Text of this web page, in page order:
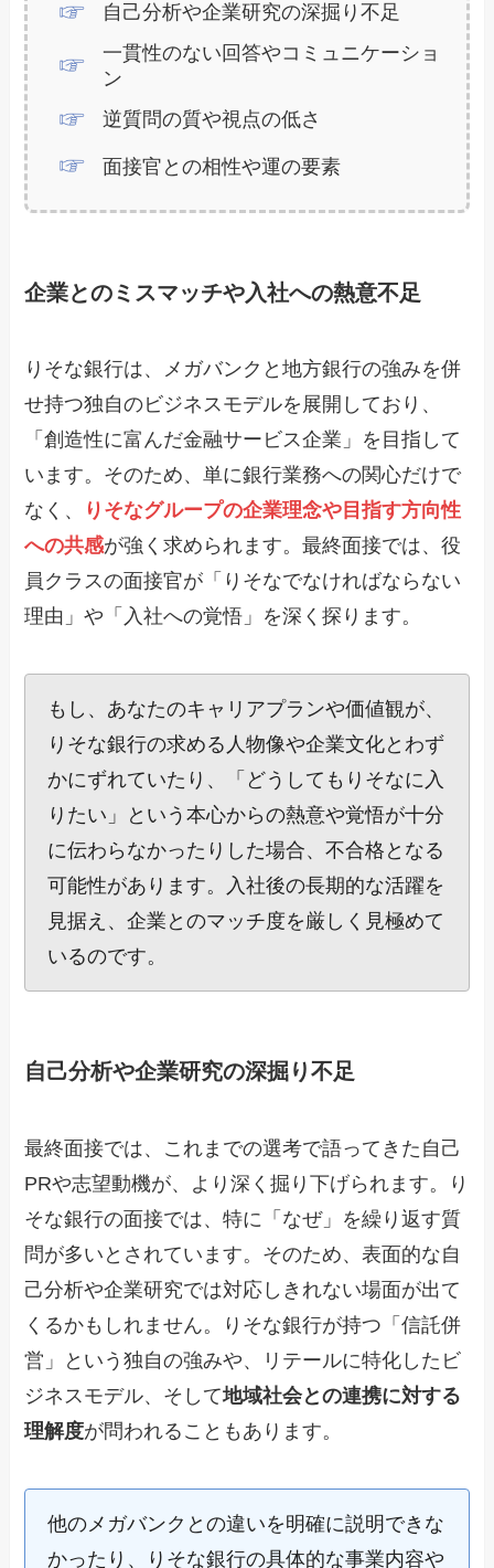
自己分析や企業研究の深掘り不足
一貫性のない回答やコミュニケーショ
ン
逆質問の質や視点の低さ
面接官との相性や運の要素
企業とのミスマッチや入社への熱意不足
りそな銀行は、メガバンクと地方銀行の強みを併
せ持つ独自のビジネスモデルを展開しており、
「創造性に富んだ金融サービス企業」を目指して
います。そのため、単に銀行業務への関心だけで
なく、
りそなグループの企業理念や目指す方向性
への共感が強く求められます。最終面接では、役
員クラスの面接官が「りそなでなければならない
理由」や「入社への覚悟」を深く探ります。
もし、あなたのキャリアプランや価値観が、
りそな銀行の求める人物像や企業文化とわず
かにずれていたり、「どうしてもりそなに入
りたい」という本心からの熱意や覚悟が十分
に伝わらなかったりした場合、不合格となる
可能性があります。入社後の長期的な活躍を
見据え、企業とのマッチ度を厳しく見極めて
いるのです。
自己分析や企業研究の深掘り不足
最終面接では、これまでの選考で語ってきた自己
PRや志望動機が、より深く掘り下げられます。り
そな銀行の面接では、特に「なぜ」を繰り返す質
問が多いとされています。そのため、表面的な自
己分析や企業研究では対応しきれない場面が出て
くるかもしれません。りそな銀行が持つ「信託併
営」という独自の強みや、リテールに特化したビ
ジネスモデル、そして地域社会との連携に対する
理解度が問われることもあります。
他のメガバンクとの違いを明確に説明できな
かったり、りそな銀行の具体的な事業内容や